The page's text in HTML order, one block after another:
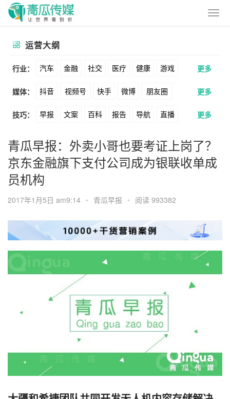
运营大纲
行业： 汽车 金融 社交 医疗 健康 游戏
动漫 美妆 美食 家装 教育 婚纱
酒旅 母婴 宠物 文娱 跨境 科技
广告 元宇宙 房地产
更多
媒体： 抖音 视频号 快手 微博 朋友圈
公众号 B站 小红书 头条 知乎
Soul 360 百度 搜狗 爱奇艺 美柚
美图 最右 神马 谷歌 Facebook
更多
技巧： 早报 文案 百科 报告 导航 直播
卖货 脚本 话术 电商 私域 社群
涨粉 广告 推广 方案 策划 案例
数据
更多
青瓜早报：外卖小哥也要考证上岗了？
京东金融旗下支付公司成为银联收单成
员机构
2017年1月5日 am9:14 • 青瓜早报 • 阅读 993382